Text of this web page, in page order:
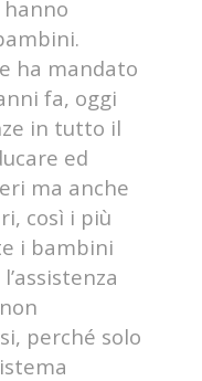
ha mandato
fa, oggi
in tutto il
ed
ma anche
così i più
i bambini
perché solo